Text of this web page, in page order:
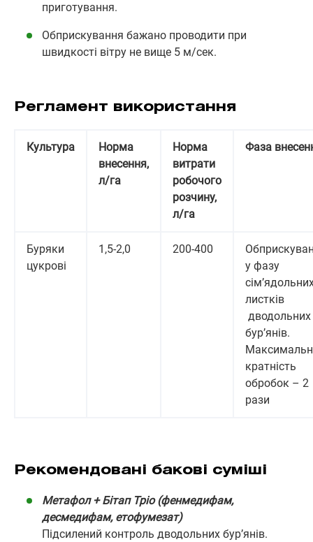
приготування.
Обприскування бажано проводити при
швидкості вітру не вище 5 м/сек.
Регламент використання
Культура
Норма
внесення,
л/га
Норма
витрати
робочого
розчину,
л/га
Фаза
Буряки
цукрові
1,5-2,0 200-400
у фазу
листків
дводольних
бур’янів.
кратність
обробок – 2
рази
Рекомендовані бакові суміші
Метафол + Бітап Тріо (фенмедифам,
десмедифам, етофумезат)
Підсилений контроль дводольних бур’янів.